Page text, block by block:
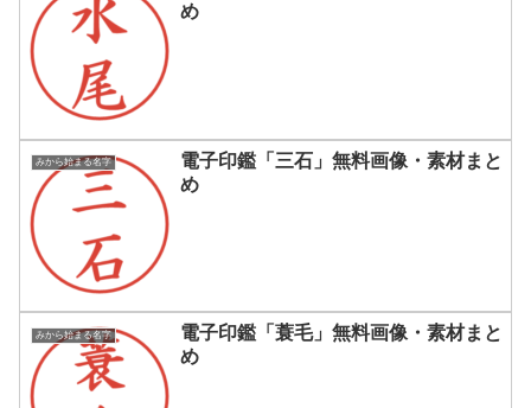
め
みから始まる名字
電子印鑑「三石」無料画像・素材まと
め
みから始まる名字
電子印鑑「蓑毛」無料画像・素材まと
め